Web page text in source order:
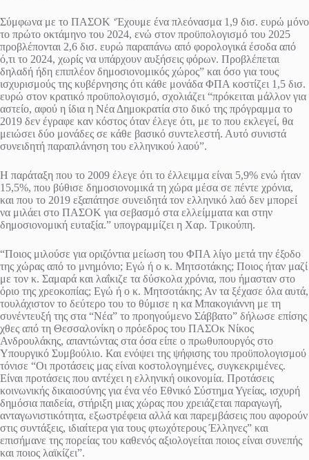
Σύμφωνα με το ΠΑΣΟΚ ‘Έχουμε ένα πλεόνασμα 1,9 δισ. ευρώ μόνο
το πρώτο οκτάμηνο του 2024, ενώ στον προϋπολογισμό του 2025
προβλέπονται 2,6 δισ. ευρώ παραπάνω από φορολογικά έσοδα από
ό,τι το 2024, χωρίς να υπάρχουν αυξήσεις φόρων. Προβλέπεται
δηλαδή ήδη επιπλέον δημοσιονομικός χώρος” και όσο για τους
ισχυρισμούς της κυβέρνησης ότι κάθε μονάδα ΦΠΑ κοστίζει 1,5 δισ.
ευρώ στον κρατικό προϋπολογισμό, σχολιάζει “πρόκειται μάλλον για
αστείο, αφού η ίδια η Νέα Δημοκρατία στο δικό της πρόγραμμα το
2019 δεν έγραφε καν κόστος όταν έλεγε ότι, με το που εκλεγεί, θα
μειώσει δύο μονάδες σε κάθε βασικό συντελεστή. Αυτό συνιστά
συνειδητή παραπλάνηση του ελληνικού λαού”.
Η παράταξη που το 2009 έλεγε ότι το έλλειμμα είναι 5,9% ενώ ήταν
15,5%, που βύθισε δημοσιονομικά τη χώρα μέσα σε πέντε χρόνια,
και που το 2019 εξαπάτησε συνειδητά τον ελληνικό λαό δεν μπορεί
να μιλάει στο ΠΑΣΟΚ για σεβασμό στα ελλείμματα και στην
δημοσιονομική ευταξία.” υπογραμμίζει η Χαρ. Τρικούπη.
“Ποιος μιλούσε για οριζόντια μείωση του ΦΠΑ λίγο μετά την έξοδο
της χώρας από το μνημόνιο; Εγώ ή ο κ. Μητσοτάκης; Ποιος ήταν μαζί
με τον κ. Σαμαρά και λαΐκιζε τα δύσκολα χρόνια, που ήμασταν στο
όριο της χρεοκοπίας; Εγώ ή ο κ. Μητσοτάκης; Αν τα ξέχασε όλα αυτά,
τουλάχιστον το δεύτερο του το θύμισε η κα Μπακογιάννη με τη
συνέντευξή της στα “Νέα” το προηγούμενο Σάββατο” δήλωσε επίσης
χθες από τη Θεσσαλονίκη ο πρόεδρος του ΠΑΣΟκ Νίκος
Ανδρουλάκης, απαντώντας στα όσα είπε ο πρωθυπουργός στο
Υπουργικό Συμβούλιο. Και ενόψει της ψήφισης του προϋπολογισμού
τόνισε “Οι προτάσεις μας είναι κοστολογημένες, συγκεκριμένες.
Είναι προτάσεις που αντέχει η ελληνική οικονομία. Προτάσεις
κοινωνικής δικαιοσύνης για ένα νέο Εθνικό Σύστημα Υγείας, ισχυρή
δημόσια παιδεία, στήριξη μιας χώρας που χρειάζεται παραγωγή,
ανταγωνιστικότητα, εξωστρέφεια αλλά και παρεμβάσεις που αφορούν
στις συντάξεις, ιδιαίτερα για τους φτωχότερους Έλληνες” και
επισήμανε της πορείας του καθενός αξιολογείται ποιος είναι συνεπής
και ποιος λαϊκίζει”.